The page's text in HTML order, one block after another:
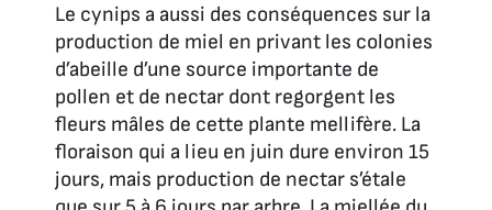
Le cynips a aussi des conséquences sur la
production de miel en privant les colonies
d’abeille d’une source importante de
pollen et de nectar dont regorgent les
fleurs mâles de cette plante mellifère. La
floraison qui a lieu en juin dure environ 15
jours, mais production de nectar s’étale